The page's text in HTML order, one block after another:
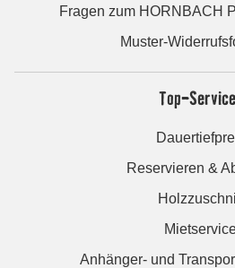
Fragen zum HORNBACH
Muster-
Top-
Reservieren &
Anhänger- und